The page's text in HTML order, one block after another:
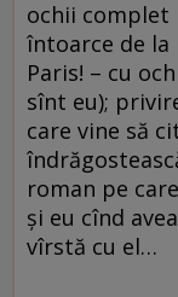
ochii complet
întoarce de la
Paris! – cu
sînt eu);
care vine să
roman pe
şi eu cînd
vîrstă cu el…